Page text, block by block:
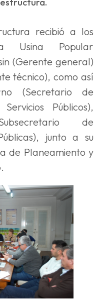
recibió a los
Usina Popular
(Gerente general)
técnico), como así
(Secretario de
Públicos),
de
junto a su
de Planeamiento y